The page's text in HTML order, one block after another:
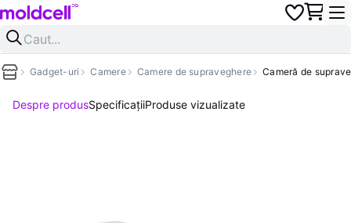
Gadget-uri Camere Camere de supraveghere Cameră de
Despre produsSpecificațiiProduse vizualizate